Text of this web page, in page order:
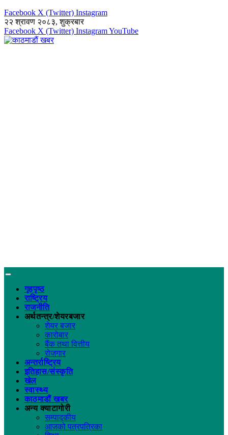
Facebook X (Twitter) Instagram
२२ श्रावण २०८३, शुक्रबार
Facebook X (Twitter) InstagramYouTube
गृहपृष्ठ
राष्ट्रिय
राजनीति
अर्थतन्त्र/शेयरबजार
शेयर बजार
कारोबार
बैंक तथा वित्तीय
रोजगार
अन्तर्राष्ट्रिय
इतिहास/संस्कृति
खेल
स्वास्थ्य
काठमाडौं खबर
अन्य क्याटागोरी
सम्पादकीय
आजको पत्रपत्रिका